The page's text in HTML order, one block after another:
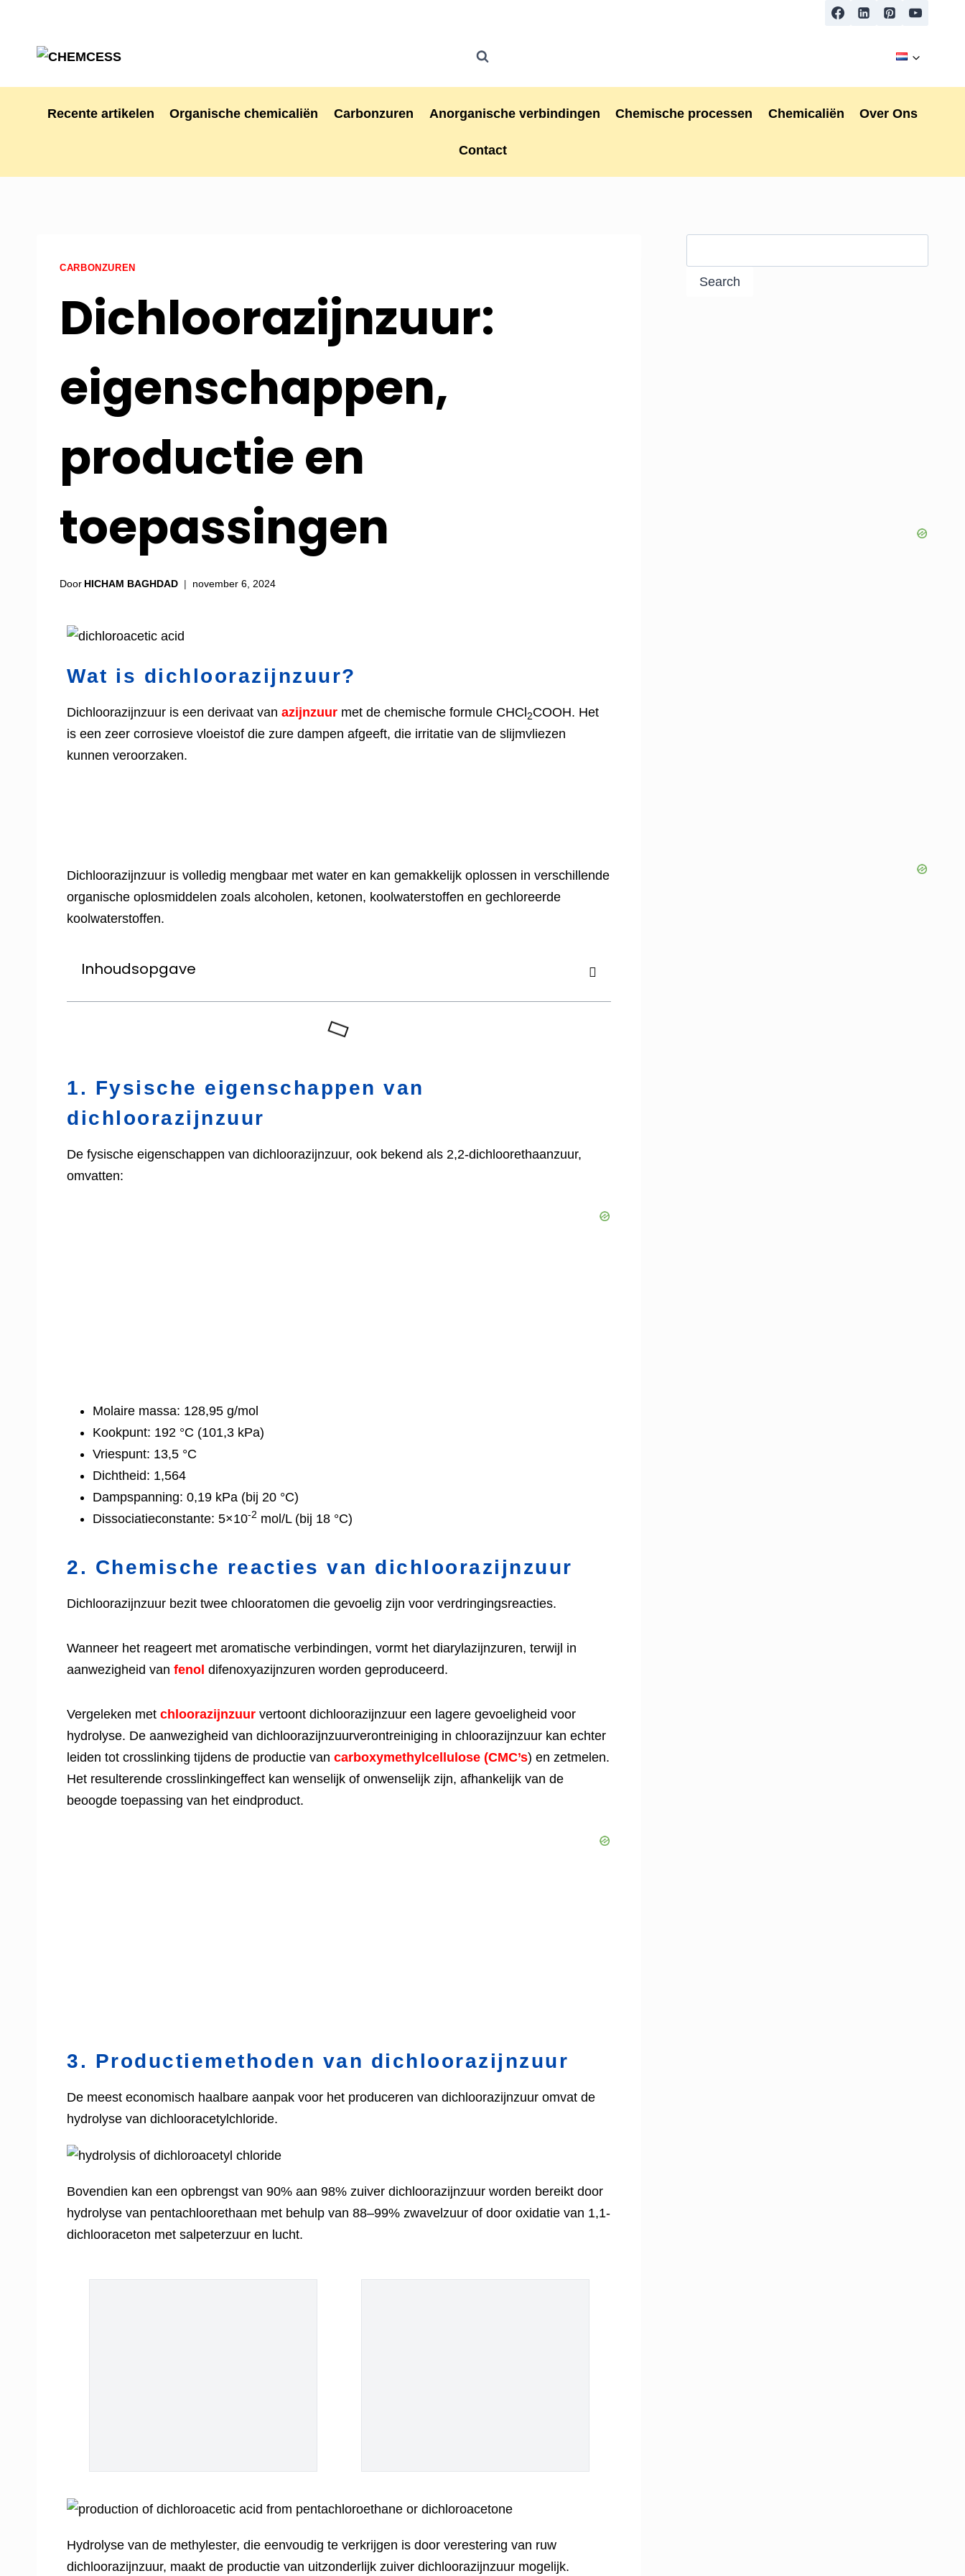
Recente artikelen Organische chemicaliën Carbonzuren Anorganische verbindingen Chemische processen Chemicaliën Over Ons
Contact
CARBONZUREN
Dichloorazijnzuur:
eigenschappen,
productie en
toepassingen
Door HICHAM BAGHDAD november 6, 2024
Wat is dichloorazijnzuur?
Dichloorazijnzuur is een derivaat van azijnzuur met de chemische formule CHCl 2COOH. Het
is een zeer corrosieve vloeistof die zure dampen afgeeft, die irritatie van de slijmvliezen
kunnen veroorzaken.
Dichloorazijnzuur is volledig mengbaar met water en kan gemakkelijk oplossen in verschillende
organische oplosmiddelen zoals alcoholen, ketonen, koolwaterstoffen en gechloreerde
koolwaterstoffen.
Inhoudsopgave
1. Fysische eigenschappen van
dichloorazijnzuur
De fysische eigenschappen van dichloorazijnzuur, ook bekend als 2,2-dichloorethaanzuur,
omvatten:
Molaire massa: 128,95 g/mol
Kookpunt: 192 °C (101,3 kPa)
Vriespunt: 13,5 °C
Dichtheid: 1,564
Dampspanning: 0,19 kPa (bij 20 °C)
Dissociatieconstante: 5×10-2 mol/L (bij 18 °C)
2. Chemische reacties van dichloorazijnzuur
Dichloorazijnzuur bezit twee chlooratomen die gevoelig zijn voor verdringingsreacties.
Wanneer het reageert met aromatische verbindingen, vormt het diarylazijnzuren, terwijl in
aanwezigheid van fenol difenoxyazijnzuren worden geproduceerd.
Vergeleken met chloorazijnzuur vertoont dichloorazijnzuur een lagere gevoeligheid voor
hydrolyse. De aanwezigheid van dichloorazijnzuurverontreiniging in chloorazijnzuur kan echter
leiden tot crosslinking tijdens de productie van carboxymethylcellulose (CMC’s) en zetmelen.
Het resulterende crosslinkingeffect kan wenselijk of onwenselijk zijn, afhankelijk van de
beoogde toepassing van het eindproduct.
3. Productiemethoden van dichloorazijnzuur
De meest economisch haalbare aanpak voor het produceren van dichloorazijnzuur omvat de
hydrolyse van dichlooracetylchloride.
Bovendien kan een opbrengst van 90% aan 98% zuiver dichloorazijnzuur worden bereikt door
hydrolyse van pentachloorethaan met behulp van 88–99% zwavelzuur of door oxidatie van 1,1-
dichlooraceton met salpeterzuur en lucht.
Hydrolyse van de methylester, die eenvoudig te verkrijgen is door verestering van ruw
dichloorazijnzuur, maakt de productie van uitzonderlijk zuiver dichloorazijnzuur mogelijk.
Search